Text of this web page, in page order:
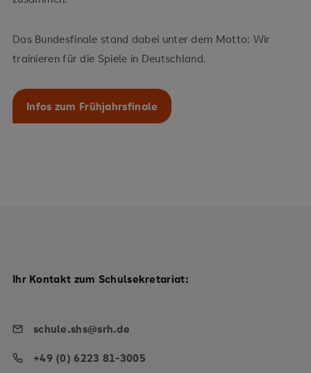
Das Bundesfinale stand dabei unter dem Motto: Wir
trainieren für die Spiele in Deutschland.
Infos zum Frühjahrsfinale
Ihr Kontakt zum Schulsekretariat:
schule.shs@srh.de
+49 (0) 6223 81-3005